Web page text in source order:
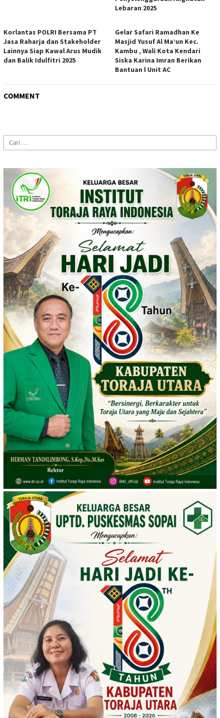
Lebaran 2025
Korlantas POLRI Bersama PT
Jasa Raharja dan Stakeholder
Lainnya Siap Kawal Arus Mudik
dan Balik Idulfitri 2025
Gelar Safari Ramadhan Ke
Masjid Yusuf Al Ma’un Kec.
Kambu , Wali Kota Kendari
Siska Karina Imran Berikan
Bantuan l Unit AC
COMMENT
Cari
untuk: